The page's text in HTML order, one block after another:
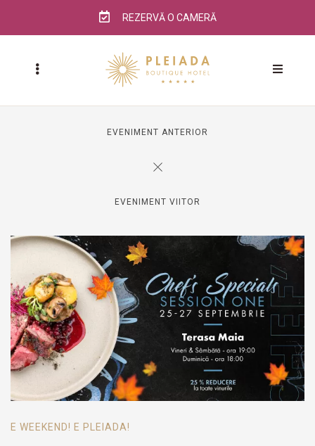
REZERVĂ O CAMERĂ
EVENIMENT ANTERIOR
EVENIMENT VIITOR
E WEEKEND! E PLEIADA!